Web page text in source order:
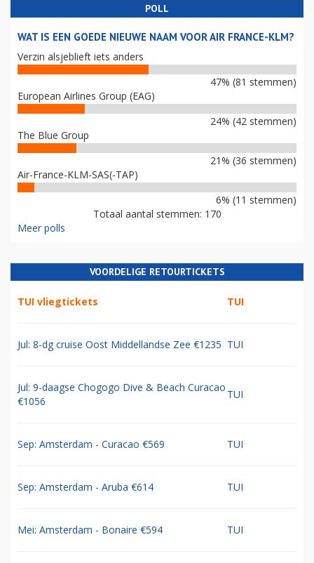
POLL
WAT IS EEN GOEDE NIEUWE NAAM VOOR AIR FRANCE-KLM?
Verzin alsjeblieft iets anders
47% (81 stemmen)
European Airlines Group (EAG)
24% (42 stemmen)
The Blue Group
21% (36 stemmen)
Air-France-KLM-SAS(-TAP)
6% (11 stemmen)
Totaal aantal stemmen: 170
Meer polls
VOORDELIGE RETOURTICKETS
TUI vliegtickets TUI
Jul: 8-dg cruise Oost Middellandse Zee €1235 TUI
Jul: 9-daagse Chogogo Dive & Beach Curacao
€1056
TUI
Sep: Amsterdam - Curacao €569 TUI
Sep: Amsterdam - Aruba €614 TUI
Mei: Amsterdam - Bonaire €594 TUI